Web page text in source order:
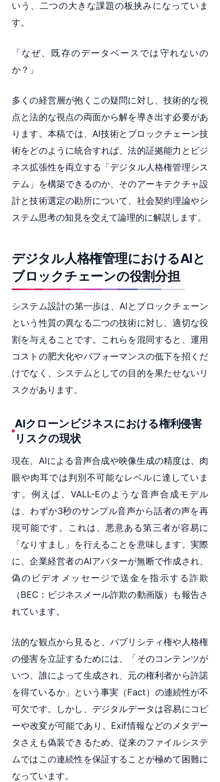
いう、二つの大きな課題の板挟みになっていま
す。
「なぜ、既存のデータベースでは守れないの
か？」
多くの経営層が抱くこの疑問に対し、技術的な視
点と法的な視点の両面から解を導き出す必要があ
ります。本稿では、AI技術とブロックチェーン技
術をどのように統合すれば、法的証拠能力とビジ
ネス拡張性を両立する「デジタル人格権管理シス
テム」を構築できるのか、そのアーキテクチャ設
計と技術選定の勘所について、社会契約理論やシ
ステム思考の知見を交えて論理的に解説します。
デジタル人格権管理におけるAIと
ブロックチェーンの役割分担
システム設計の第一歩は、AIとブロックチェーン
という性質の異なる二つの技術に対し、適切な役
割を与えることです。これらを混同すると、運用
コストの肥大化やパフォーマンスの低下を招くだ
けでなく、システムとしての目的を果たせないリ
スクがあります。
AIクローンビジネスにおける権利侵害
リスクの現状
現在、AIによる音声合成や映像生成の精度は、肉
眼や肉耳では判別不可能なレベルに達していま
す。例えば、VALL-Eのような音声合成モデル
は、わずか3秒のサンプル音声から話者の声を再
現可能です。これは、悪意ある第三者が容易に
「なりすまし」を行えることを意味します。実際
に、企業経営者のAIアバターが無断で作成され、
偽のビデオメッセージで送金を指示する詐欺
（BEC：ビジネスメール詐欺の動画版）も報告さ
れています。
法的な観点から見ると、パブリシティ権や人格権
の侵害を立証するためには、「そのコンテンツが
いつ、誰によって生成され、元の権利者から許諾
を得ているか」という事実（Fact）の連続性が不
可欠です。しかし、デジタルデータは容易にコピ
ーや改変が可能であり、Exif情報などのメタデー
タさえも偽装できるため、従来のファイルシステ
ムではこの連続性を保証することが極めて困難に
なっています。